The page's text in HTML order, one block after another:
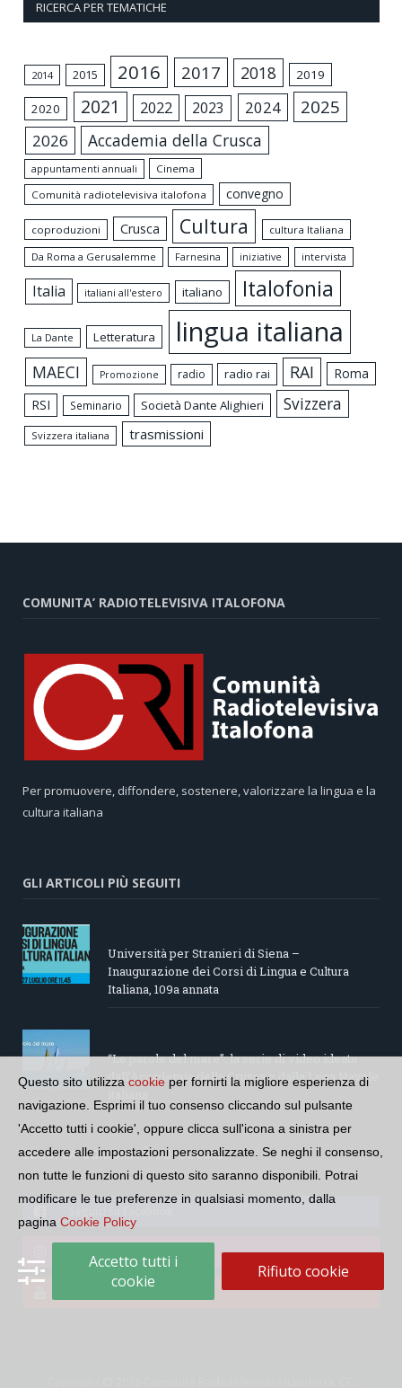
RICERCA PER TEMATICHE
2014 2015 2016 2017 2018 2019
2020 2021 2022 2023 2024 2025
2026 Accademia della Crusca
appuntamenti annuali
Cinema
Comunità radiotelevisiva italofona
convegno
coproduzioni Crusca Cultura
cultura Italiana
Da Roma a Gerusalemme
Farnesina iniziative intervista
Italia italiani all'estero italiano Italofonia
La Dante Letteratura lingua italiana
MAECI Promozione radio radio rai RAI
Roma
RSI
Seminario Società Dante Alighieri Svizzera
Svizzera italiana trasmissioni
COMUNITA’ RADIOTELEVISIVA ITALOFONA
Per promuovere, diffondere, sostenere, valorizzare la lingua e la
cultura italiana
GLI ARTICOLI PIÙ SEGUITI
Università per Stranieri di Siena –
Inaugurazione dei Corsi di Lingua e Cultura
Italiana, 109a annata
“Le parole del mare”: la serie di video ideata
dall’Accademia della Crusca e dalla Lega Navale
SEGUI LA COMUNITÀ SUI SOCIAL
Questo sito utilizza cookie per fornirti la migliore esperienza di
navigazione. Esprimi il tuo consenso cliccando sul pulsante
'Accetto tutti i cookie', oppure clicca sull'icona a sinistra per
accedere alle impostazioni personalizzate. Se neghi il consenso,
non tutte le funzioni di questo sito saranno disponibili. Potrai
modificare le tue preferenze in qualsiasi momento, dalla
pagina Cookie Policy
Accetto tutti i
cookie
Rifiuto cookie